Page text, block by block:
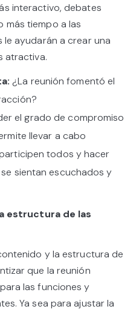
interactivo, debates
tiempo a las
ayudarán a crear una
atractiva.
¿La reunión fomentó el
el grado de compromiso
llevar a cabo
todos y hacer
sientan escuchados y
estructura de las
y la estructura de
que la reunión
las funciones y
Ya sea para ajustar la